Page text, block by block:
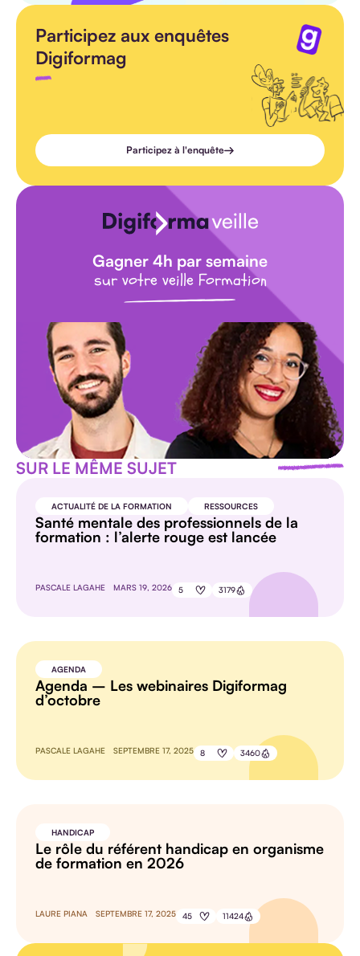
Participez aux enquêtes
Digiformag
Participez à l'enquête
Gagner 4h par semaine
sur votre veille Formation
SUR LE MÊME SUJET
ACTUALITÉ DE LA FORMATION RESSOURCES
Santé mentale des professionnels de la
formation : l’alerte rouge est lancée
PASCALE LAGAHE MARS 19, 2026 5 3179
AGENDA
Agenda – Les webinaires Digiformag
d’octobre
PASCALE LAGAHE SEPTEMBRE 17, 2025 8 3460
HANDICAP
Le rôle du référent handicap en organisme
de formation en 2026
LAURE PIANA SEPTEMBRE 17, 2025 45 11424